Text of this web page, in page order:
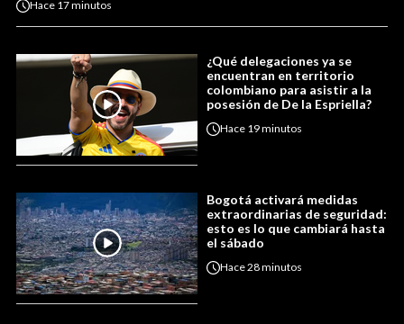
Hace 17 minutos
¿Qué delegaciones ya se
encuentran en territorio
colombiano para asistir a la
posesión de De la Espriella?
Hace 19 minutos
Bogotá activará medidas
extraordinarias de seguridad:
esto es lo que cambiará hasta
el sábado
Hace28 minutos